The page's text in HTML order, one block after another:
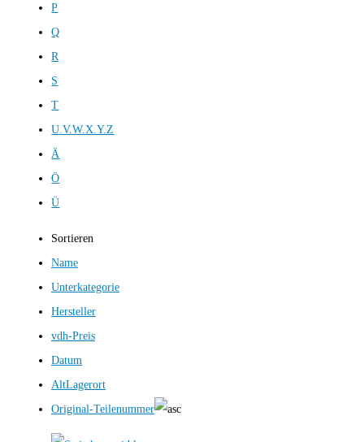
P
Q
R
S
T
U.V.W.X.Y.Z
Ä
Ö
Ü
Sortieren
Name
Unterkategorie
Hersteller
vdh-Preis
Datum
AltLagerort
Original-Teilenummer